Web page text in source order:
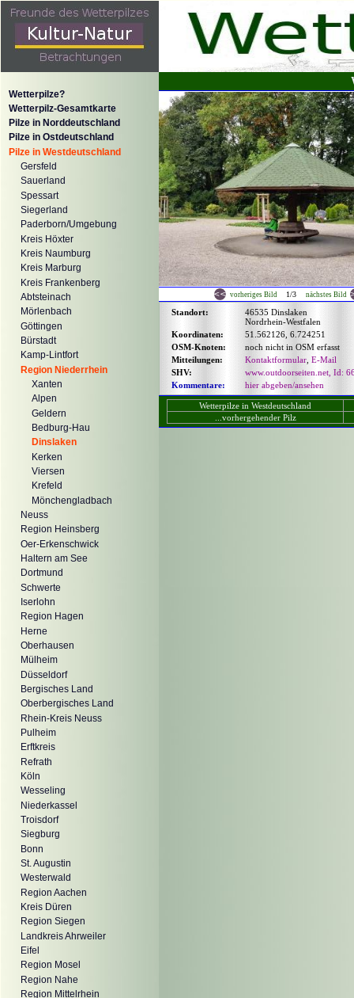
Wetterpilze?
Wetterpilz-Gesamtkarte
Pilze in Norddeutschland
Pilze in Ostdeutschland
Pilze in Westdeutschland
Gersfeld
Sauerland
Spessart
Siegerland
Paderborn/Umgebung
Kreis Höxter
Kreis Naumburg
Kreis Marburg
Kreis Frankenberg
Abtsteinach
Mörlenbach
Göttingen
Bürstadt
Kamp-Lintfort
Region Niederrhein
Xanten
Alpen
Geldern
Bedburg-Hau
Dinslaken
Kerken
Viersen
Krefeld
Mönchengladbach
Neuss
Region Heinsberg
Oer-Erkenschwick
Haltern am See
Dortmund
Schwerte
Iserlohn
Region Hagen
Herne
Oberhausen
Mülheim
Düsseldorf
Bergisches Land
Oberbergisches Land
Rhein-Kreis Neuss
Pulheim
Erftkreis
Refrath
Köln
Wesseling
Niederkassel
Troisdorf
Siegburg
Bonn
St. Augustin
Westerwald
Region Aachen
Kreis Düren
Region Siegen
Landkreis Ahrweiler
Eifel
Region Mosel
Region Nahe
Region Mittelrhein
vorheriges Bild 1/3 nächstes Bild
Standort:
46535 Dinslaken
Nordrhein-Westfalen
Koordinaten:
51.562126, 6.724251
OSM-Knoten:
noch nicht in OSM erfasst
Mitteilungen:
Kontaktformular E-Mail
SHV:
www.outdoorseiten.net, Id:
Kommentare:
hier abgeben/ansehen
Wetterpilze in Westdeutschland
...vorhergehender Pilz